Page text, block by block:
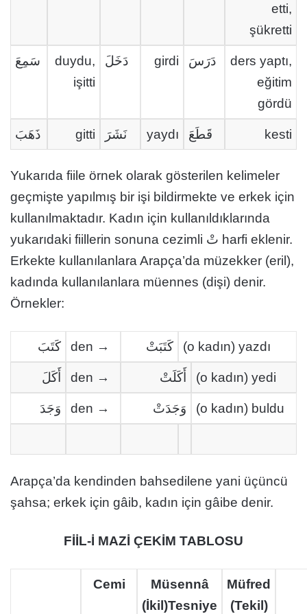
etti,
şükretti
سَمِعَ
duydu,
işitti
دَخَلَ girdi دَرَسَ
ders yaptı,
eğitim
gördü
ذَهَبَ gitti نَشَرَ yaydı قَطَعَ kesti
Yukarıda fiile örnek olarak gösterilen kelimeler
geçmişte yapılmış bir işi bildirmekte ve erkek için
kullanılmaktadır. Kadın için kullanıldıklarında
yukarıdaki fiillerin sonuna cezimli تْ harfi eklenir.
Erkekte kullanılanlara Arapça’da müzekker (eril),
kadında kullanılanlara müennes (dişi) denir.
Örnekler:
كَتَبَ den → كَتَبَتْ (o kadın) yazdı
أَكَلَ den → أَكَلَتْ (o kadın) yedi
وَجَدَ den → وَجَدَتْ (o kadın) buldu
Arapça’da kendinden bahsedilene yani üçüncü
şahsa; erkek için gâib, kadın için gâibe denir.
FİİL-İ MAZİ ÇEKİM TABLOSU
Cemi
Müsennâ
(İkil)Tesniye
Müfred
(Tekil)